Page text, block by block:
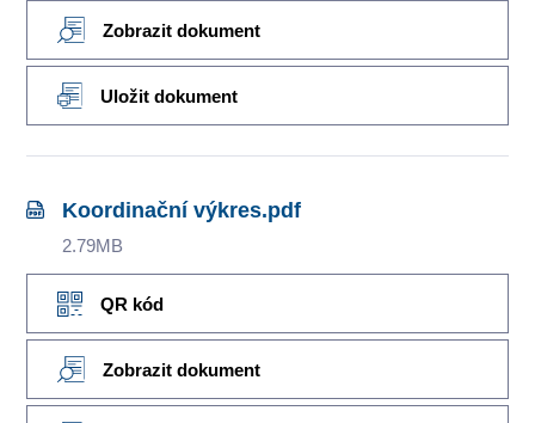
Zobrazit dokument
Uložit dokument
Koordinační výkres.pdf
2.79MB
QR kód
Zobrazit dokument